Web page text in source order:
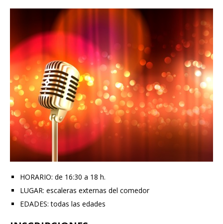
HORARIO: de 16:30 a 18 h.
LUGAR: escaleras externas del comedor
EDADES: todas las edades